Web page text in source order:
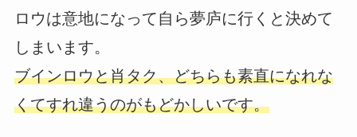
ロウは意地になって自ら夢庐に行くと決めて
しまいます。
ブインロウと肖タク、どちらも素直になれな
くてすれ違うのがもどかしいです。